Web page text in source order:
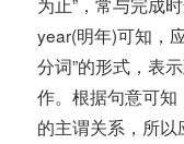
year(明年)可知，
分词”的形式，表
作。根据句意可知
的主谓关系，所以